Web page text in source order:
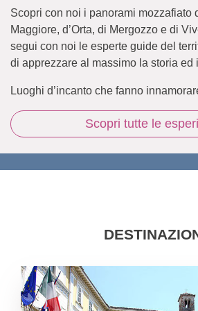
Scopri con noi i panorami mozzafiato
Maggiore, d’Orta, di Mergozzo e di
segui con noi le esperte guide del
di apprezzare al massimo la storia ed
Luoghi d’incanto che fanno
Scopri tutte le